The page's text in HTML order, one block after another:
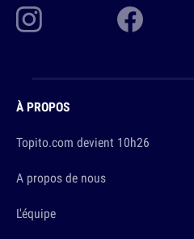
À PROPOS
Topito.com devient 10h26
A propos de nous
L'équipe